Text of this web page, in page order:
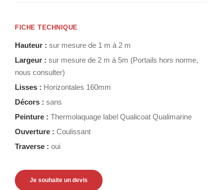
FICHE TECHNIQUE
Hauteur : sur mesure de 1 m à 2 m
Largeur : sur mesure de 2 m à 5m (Portails hors norme,
nous consulter)
Lisses : Horizontales 160mm
Décors : sans
Peinture : Thermolaquage label Qualicoat Qualimarine
Ouverture : Coulissant
Traverse : oui
Je souhaite un devis